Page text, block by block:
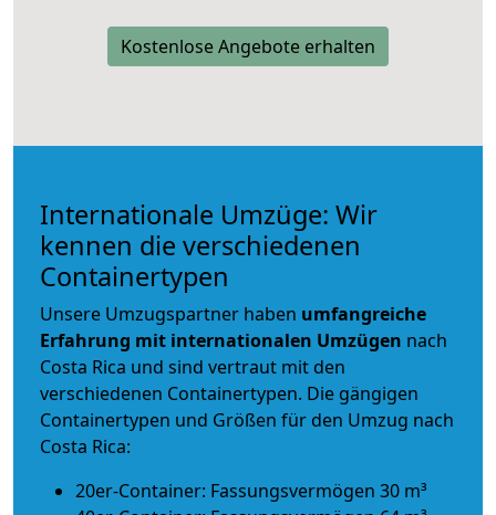
Kostenlose Angebote erhalten
Internationale Umzüge: Wir
kennen die verschiedenen
Containertypen
Unsere Umzugspartner haben umfangreiche
Erfahrung mit internationalen Umzügen nach
Costa Rica und sind vertraut mit den
verschiedenen Containertypen. Die gängigen
Containertypen und Größen für den Umzug nach
Costa Rica:
20er-Container: Fassungsvermögen 30 m³